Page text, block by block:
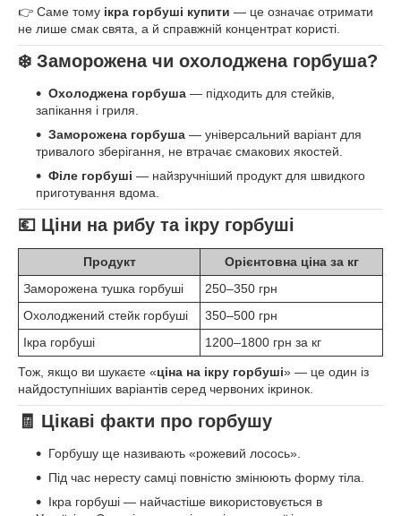
👉 Саме тому ікра горбуші купити — це означає отримати
не лише смак свята, а й справжній концентрат користі.
❄️ Заморожена чи охолоджена горбуша?
Охолоджена горбуша — підходить для стейків,
запікання і гриля.
Заморожена горбуша — універсальний варіант для
тривалого зберігання, не втрачає смакових якостей.
Філе горбуші — найзручніший продукт для швидкого
приготування вдома.
💶 Ціни на рибу та ікру горбуші
Продукт
Орієнтовна ціна за кг
Заморожена тушка горбуші
250–350 грн
Охолоджений стейк горбуші
350–500 грн
Ікра горбуші
1200–1800 грн за кг
Тож, якщо ви шукаєте «ціна на ікру горбуші» — це один із
найдоступніших варіантів серед червоних ікринок.
🧾 Цікаві факти про горбушу
Горбушу ще називають «рожевий лосось».
Під час нересту самці повністю змінюють форму тіла.
Ікра горбуші — найчастіше використовується в